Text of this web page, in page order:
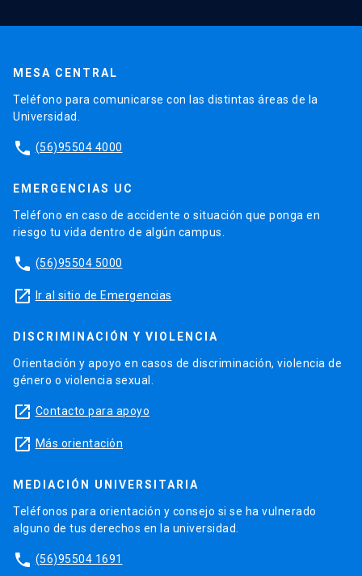
MESA CENTRAL
Teléfono para comunicarse con las distintas áreas de la
Universidad.
phone (56)95504 4000
EMERGENCIAS UC
Teléfono en caso de accidente o situación que ponga en
riesgo tu vida dentro de algún campus.
phone (56)95504 5000
launch Ir al sitio de Emergencias
DISCRIMINACIÓN Y VIOLENCIA
Orientación y apoyo en casos de discriminación, violencia de
género o violencia sexual.
launch Contacto para apoyo
launch Más orientación
MEDIACIÓN UNIVERSITARIA
Teléfonos para orientación y consejo si se ha vulnerado
alguno de tus derechos en la universidad.
phone (56)95504 1691